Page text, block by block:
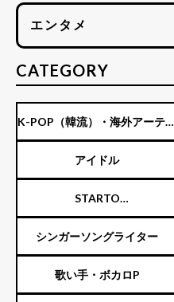
エンタメ
CATEGORY
K-POP（韓流）・海外アーティ
スト
アイドル
STARTO
ENTERTAINMENT（旧ジャニ
ーズ）
シンガーソングライター
歌い手・ボカロP